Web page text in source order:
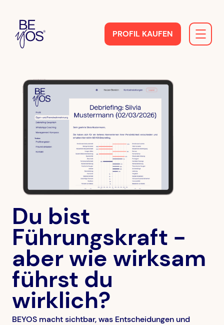
PROFIL KAUFEN
Du bist
Führungskraft -
aber wie wirksam
führst du
wirklich?
BEYOS macht sichtbar, was Entscheidungen und